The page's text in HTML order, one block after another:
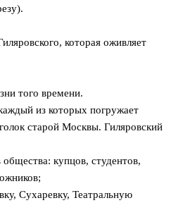
которая оживляет
того времени.
из которых погружает
старой Москвы. Гиляровский
купцов, студентов,
Сухаревку, Театральную